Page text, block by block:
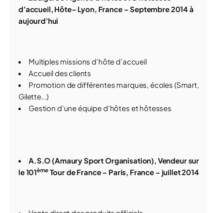
d’accueil, Hôte– Lyon, France – Septembre 2014 à
aujourd’hui
Multiples missions d’hôte d’accueil
Accueil des clients
Promotion de différentes marques, écoles (Smart,
Gilette...)
Gestion d’une équipe d’hôtes et hôtesses
A.S.O (Amaury Sport Organisation), Vendeur sur
le 101èmeTour de France – Paris, France – juillet 2014